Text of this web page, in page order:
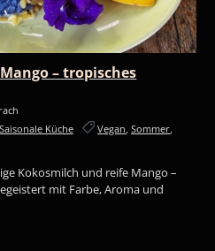
– tropisches
Küche Vegan ,Sommer
Kokosmilch und reife Mango –
mit Farbe, Aroma und